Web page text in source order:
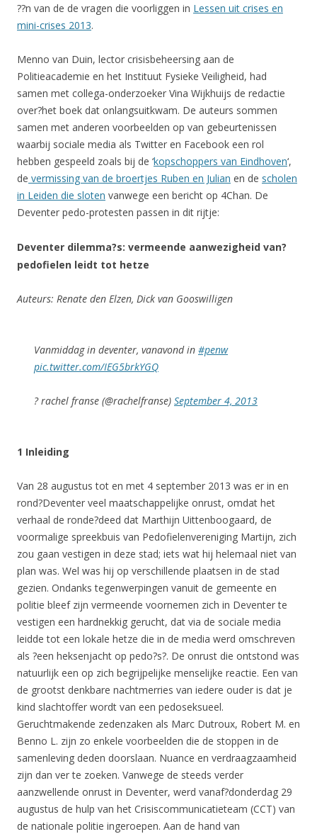
??n van de de vragen die voorliggen in Lessen uit crises en
mini-crises 2013.
Menno van Duin, lector crisisbeheersing aan de
Politieacademie en het Instituut Fysieke Veiligheid, had
samen met collega-onderzoeker Vina Wijkhuijs de redactie
over?het boek dat onlangsuitkwam. De auteurs sommen
samen met anderen voorbeelden op van gebeurtenissen
waarbij sociale media als Twitter en Facebook een rol
hebben gespeeld zoals bij de ‘kopschoppers van Eindhoven‘,
de vermissing van de broertjes Ruben en Julian en de scholen
in Leiden die sloten vanwege een bericht op 4Chan. De
Deventer pedo-protesten passen in dit rijtje:
Deventer dilemma?s: vermeende aanwezigheid van?
pedofielen leidt tot hetze
Auteurs: Renate den Elzen, Dick van Gooswilligen
Vanmiddag in deventer, vanavond in #penw
pic.twitter.com/IEG5brkYGQ
? rachel franse (@rachelfranse) September 4, 2013
1 Inleiding
Van 28 augustus tot en met 4 september 2013 was er in en
rond?Deventer veel maatschappelijke onrust, omdat het
verhaal de ronde?deed dat Marthijn Uittenboogaard, de
voormalige spreekbuis van Pedofielenvereniging Martijn, zich
zou gaan vestigen in deze stad; iets wat hij helemaal niet van
plan was. Wel was hij op verschillende plaatsen in de stad
gezien. Ondanks tegenwerpingen vanuit de gemeente en
politie bleef zijn vermeende voornemen zich in Deventer te
vestigen een hardnekkig gerucht, dat via de sociale media
leidde tot een lokale hetze die in de media werd omschreven
als ?een heksenjacht op pedo?s?. De onrust die ontstond was
natuurlijk een op zich begrijpelijke menselijke reactie. Een van
de grootst denkbare nachtmerries van iedere ouder is dat je
kind slachtoffer wordt van een pedoseksueel.
Geruchtmakende zedenzaken als Marc Dutroux, Robert M. en
Benno L. zijn zo enkele voorbeelden die de stoppen in de
samenleving deden doorslaan. Nuance en verdraagzaamheid
zijn dan ver te zoeken. Vanwege de steeds verder
aanzwellende onrust in Deventer, werd vanaf?donderdag 29
augustus de hulp van het Crisiscommunicatieteam (CCT) van
de nationale politie ingeroepen. Aan de hand van